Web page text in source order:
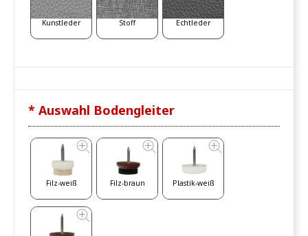
Kunstleder Stoff Echtleder
* Auswahl Bodengleiter
Filz-weiß Filz-braun Plastik-weiß